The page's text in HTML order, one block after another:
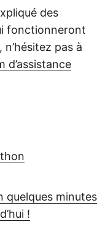
des
fonctionneront
pas à
d’assistance
quelques minutes
!